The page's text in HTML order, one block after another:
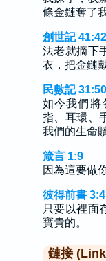
條金鏈奪了
創世記 41:42
法老就摘下
衣，把金鏈
民數記 31:50
如今我們將
指、耳環、
我們的生命
箴言 1:9
因為這要做
彼得前書 3:4
只要以裡面
寶貴的。
鏈接